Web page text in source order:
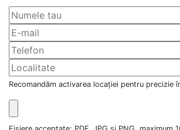
Recomandăm activarea locației pentru precizie